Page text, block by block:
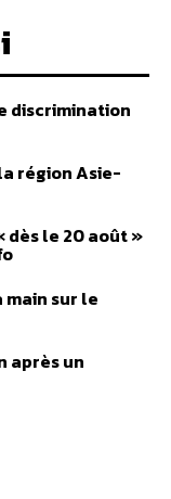
discrimination
région Asie-
dès le 20 août »
main sur le
après un